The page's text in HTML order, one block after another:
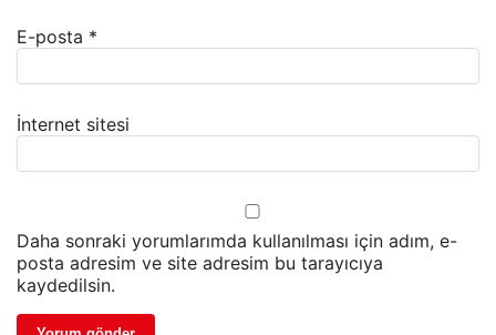
E-posta *
İnternet sitesi
Daha sonraki yorumlarımda kullanılması için adım, e-
posta adresim ve site adresim bu tarayıcıya
kaydedilsin.